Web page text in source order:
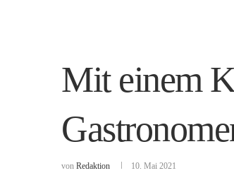
Mit einem
von Redaktion 10. Mai 2021